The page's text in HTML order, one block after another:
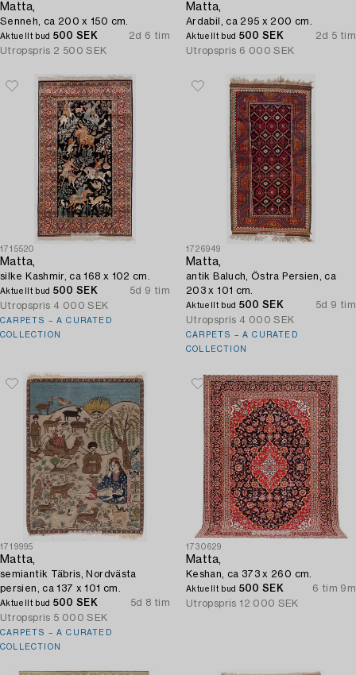
Matta,
Senneh, ca 200 x 150 cm.
Aktuellt bud 500 SEK
2d 6 tim
Utropspris 2 500 SEK
Matta,
Ardabil, ca 295 x 200 cm.
Aktuellt bud 500 SEK
2d 5 tim
Utropspris 6 000 SEK
1715520
Matta,
silke Kashmir, ca 168 x 102 cm.
Aktuellt bud 500 SEK
5d 9 tim
Utropspris 4 000 SEK
CARPETS – A CURATED
COLLECTION
1726949
Matta,
antik Baluch, Östra Persien, ca
203 x 101 cm.
Aktuellt bud 500 SEK
5d 9 tim
Utropspris 4 000 SEK
CARPETS – A CURATED
COLLECTION
1719995
Matta,
semiantik Täbris, Nordvästa
persien, ca 137 x 101 cm.
Aktuellt bud 500 SEK
5d 8 tim
Utropspris 5 000 SEK
CARPETS – A CURATED
COLLECTION
1730629
Matta,
Keshan, ca 373 x 260 cm.
Aktuellt bud 500 SEK
6 tim 9m
Utropspris 12 000 SEK